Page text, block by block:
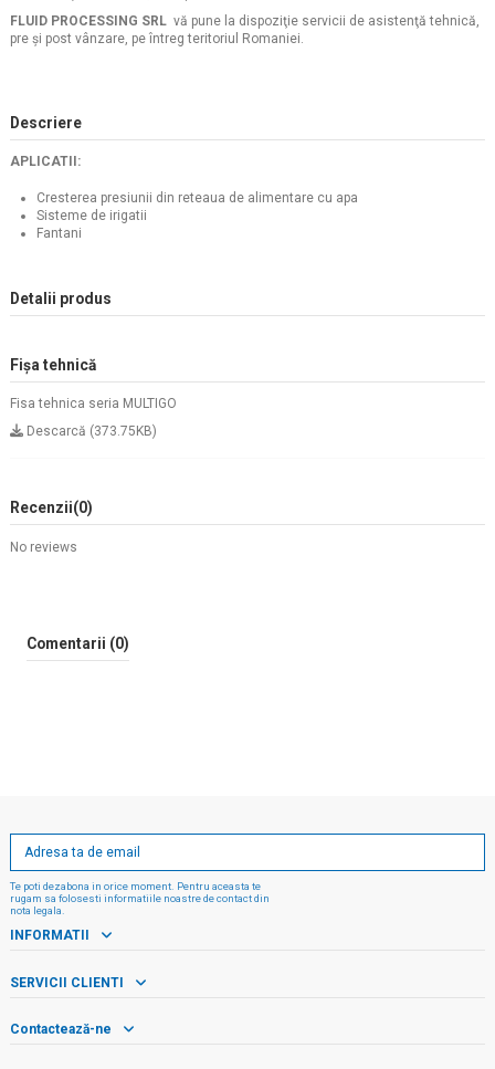
FLUID PROCESSING SRL vă pune la dispoziţie servicii de asistenţă tehnică,
pre şi post vânzare, pe întreg teritoriul Romaniei.
Descriere
APLICATII:
Cresterea presiunii din reteaua de alimentare cu apa
Sisteme de irigatii
Fantani
Detalii produs
Fișa tehnică
Fisa tehnica seria MULTIGO
Descarcă (373.75KB)
Recenzii(0)
No reviews
Comentarii (0)
Te poti dezabona in orice moment. Pentru aceasta te
rugam sa folosesti informatiile noastre de contact din
nota legala.
INFORMATII
SERVICII CLIENTI
Contactează-ne